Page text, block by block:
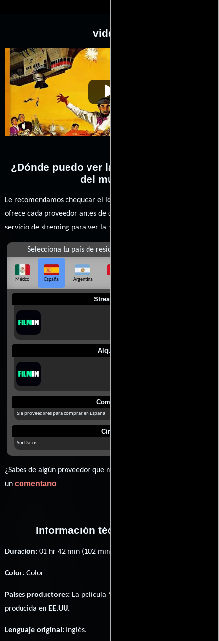
videos
El dueño del
mundo
Video de la película El dueño del
¿Dónde puedo ver la películas El dueño
del mundo?
Le recomendamos chequear el idioma, doblaje o subtítulos que
ofrece cada proveedor antes de comprar, alquilar o contratar un
servicio de streming para ver la películas.
Selecciona tu país de residencia
México España Argentina
Streaming
Alquilar
Comprar
Sin proveedores para comprar en España
Cines
Sin Datos
¿Sabes de algún proveedor que no estamos mostrando? déjanos
un comentario
Información técnica y general
Duración: 01 hr 42 min (102 minutos) .
Color: Color
Paises productores: La película Master of the World fué
producida en EE.UU.
Lenguaje original: Inglés.